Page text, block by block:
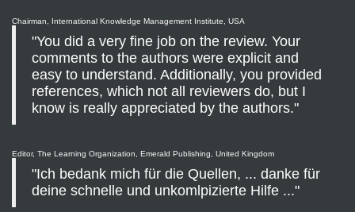
Chairman, International Knowledge Management Institute, USA
"You did a very fine job on the review. Your
comments to the authors were explicit and
easy to understand. Additionally, you provided
references, which not all reviewers do, but I
know is really appreciated by the authors."
Editor, The Learning Organization, Emerald Publishing, United Kingdom
"Ich bedank mich für die Quellen, ... danke für
deine schnelle und unkomlpizierte Hilfe ..."